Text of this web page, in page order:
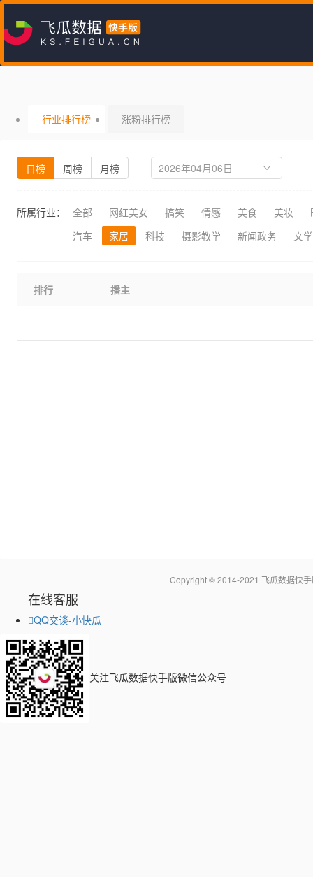
行业排行榜 涨粉排行榜
日榜 周榜 月榜
所属行业： 全部 网红美女 搞笑 情感 美食 美妆
汽车
家居 科技 摄影教学 新闻政务 文
排行 播主
Copyright © 2014-2021 飞瓜数据快
在线客服
QQ交谈-小快瓜
关注飞瓜数据快手版微信公众号